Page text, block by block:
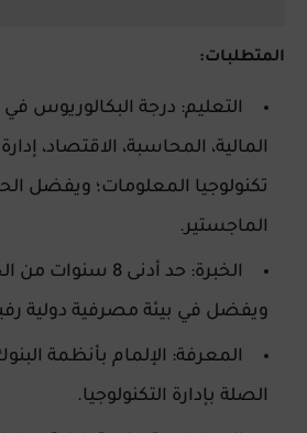
المتطلبات:
التعليم: درجة البكالوريوس
المالية، المحاسبة، الاقتصاد،
تكنولوجيا المعلومات؛ ويفضل
الماجستير.
الخبرة: حد أدنى 8
ويفضل في بيئة مصرفية دولية
المعرفة: الإلمام بأنظمة
الصلة بإدارة التكنولوجيا.